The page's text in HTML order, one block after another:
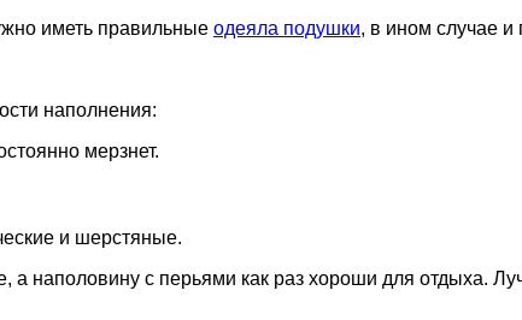
иметь правильные одеяла подушки, в ином случае и
наполнения:
мерзнет.
и шерстяные.
а наполовину с перьями как раз хороши для отдыха.